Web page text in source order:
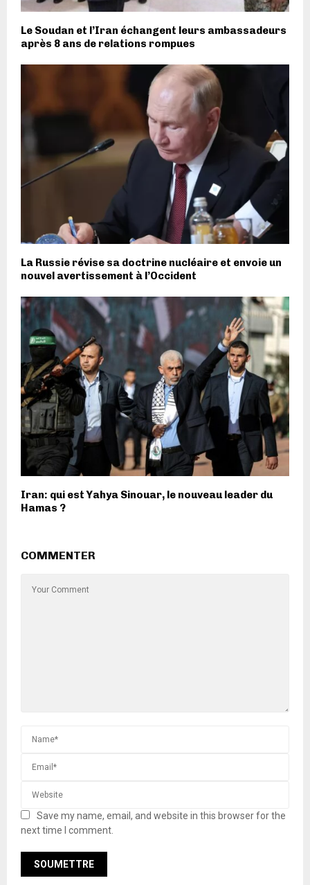
Le Soudan et l’Iran échangent leurs ambassadeurs
après 8 ans de relations rompues
La Russie révise sa doctrine nucléaire et envoie un
nouvel avertissement à l’Occident
Iran: qui est Yahya Sinouar, le nouveau leader du
Hamas ?
COMMENTER
Save my name, email, and website in this browser for the
next time I comment.